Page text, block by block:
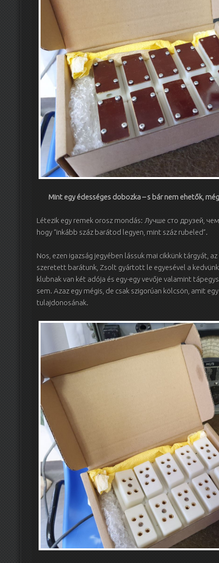
Mint egy édességes dobozka – s bár nem ehetők,
Létezik egy remek orosz mondás: Лучше сто друзей,
hogy “inkább száz barátod legyen, mint száz rubeled”.
Nos, ezen igazság jegyében lássuk mai cikkünk tárgyát,
szeretett barátunk, Zsolt gyártott le egyesével a
klubnak van két adója és egy-egy vevője valamint
sem. Azaz egy mégis, de csak szigorúan kölcsön, amit
tulajdonosának.